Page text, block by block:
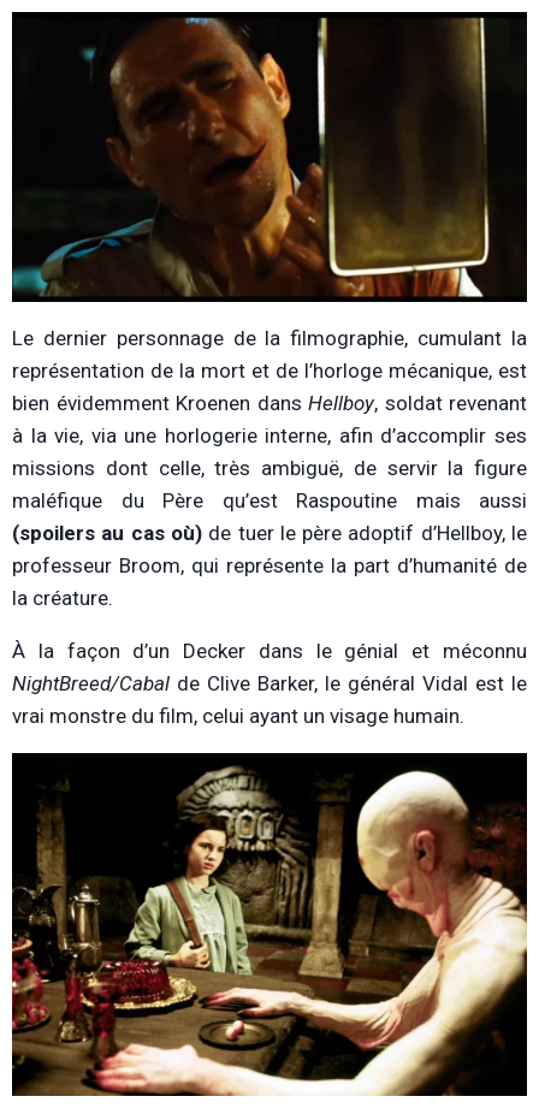
Le dernier personnage de la filmographie, cumulant la
représentation de la mort et de l’horloge mécanique, est
bien évidemment Kroenen dans Hellboy, soldat revenant
à la vie, via une horlogerie interne, afin d’accomplir ses
missions dont celle, très ambiguë, de servir la figure
maléfique du Père qu’est Raspoutine mais aussi
(spoilers au cas où)de tuer le père adoptif d’Hellboy, le
professeur Broom, qui représente la part d’humanité de
la créature.
À la façon d’un Decker dans le génial et méconnu
NightBreed/Cabal de Clive Barker, le général Vidal est le
vrai monstre du film, celui ayant un visage humain.